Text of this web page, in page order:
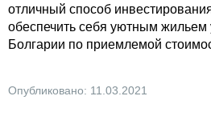
отличный способ
обеспечить себя уютным жильем
Болгарии по приемлемой
Опубликовано: 11.03.2021